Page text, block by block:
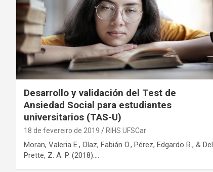
Desarrollo y validación del Test de
Ansiedad Social para estudiantes
universitarios (TAS-U)
18 de fevereiro de 2019 RIHS UFSCar
Moran, Valeria E., Olaz, Fabián O., Pérez, Edgardo R., & Del
Prette, Z. A. P. (2018).…